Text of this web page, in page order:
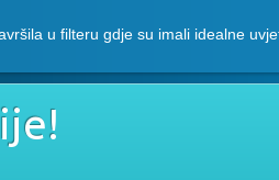
u filteru gdje su imali idealne